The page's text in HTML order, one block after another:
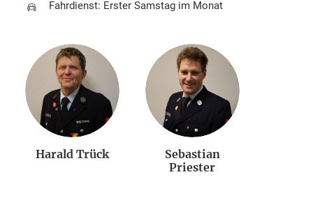
Fahrdienst: Erster Samstag im Monat
Harald Trück
Sebastian
Priester